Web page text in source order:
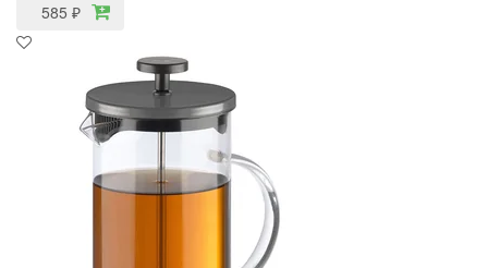
585 ₽